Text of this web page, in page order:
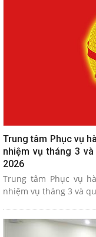
Trung tâm Phục vụ
nhiệm vụ tháng 3
2026
Trung tâm Phục vụ
nhiệm vụ tháng 3 và